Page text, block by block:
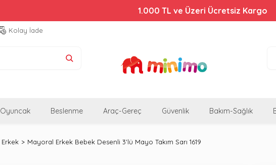
1.000 TL ve Üzeri Ücretsiz Kargo
Bebek Arabalarında %44'e Varan
Kolay İade
Oyuncak Beslenme Araç-Gereç Güvenlik Bakım-Sağlık
Erkek Mayoral Erkek Bebek Desenli 3'lü Mayo Takım Sarı 1619